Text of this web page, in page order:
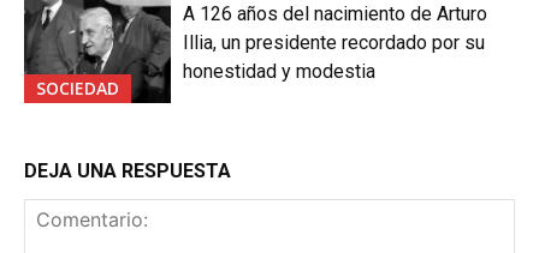
SOCIEDAD
A 126 años del nacimiento de Arturo
Illia, un presidente recordado por su
honestidad y modestia
DEJA UNA RESPUESTA